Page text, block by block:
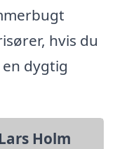
hvis du
dygtig
Holm